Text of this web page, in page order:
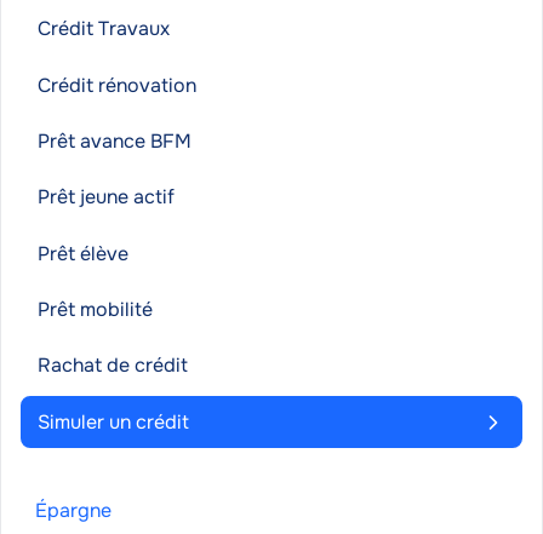
Crédit Travaux
Crédit rénovation
Prêt avance BFM
Prêt jeune actif
Prêt élève
Prêt mobilité
Rachat de crédit
Simuler un crédit
Épargne